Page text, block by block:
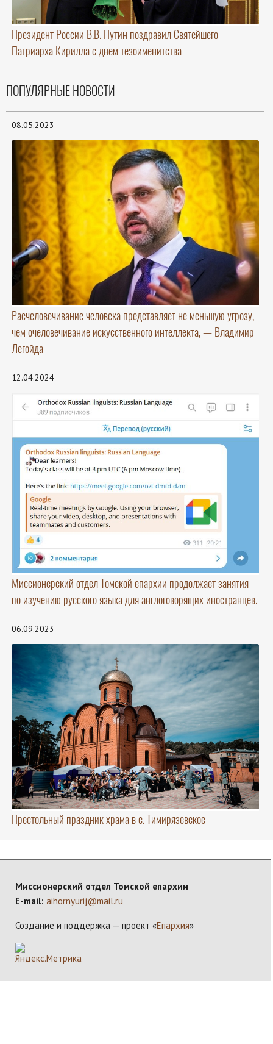
Президент России В.В. Путин поздравил Святейшего
Патриарха Кирилла с днем тезоименитства
ПОПУЛЯРНЫЕ НОВОСТИ
08.05.2023
Расчеловечивание человека представляет не меньшую угрозу,
чем очеловечивание искусственного интеллекта, — Владимир
Легойда
12.04.2024
Миссионерский отдел Томской епархии продолжает занятия
по изучению русского языка для англоговорящих иностранцев.
06.09.2023
Престольный праздник храма в с. Тимирязевское
Миссионерский отдел Томской епархии
E-mail: aihornyurij@mail.ru
Создание и поддержка — проект «Епархия»